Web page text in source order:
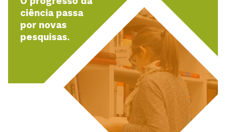
ciência passa
por novas
pesquisas.